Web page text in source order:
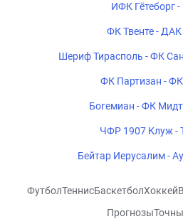
ИФК Гётеборг -
ФК Твенте -
Шериф Тирасполь - ФК
ФК Партизан -
Богемиан - ФК
ЧФР 1907 Клуж -
Бейтар Иерусалим -
ФутболТеннисБаскетболХоккей
Прогнозы